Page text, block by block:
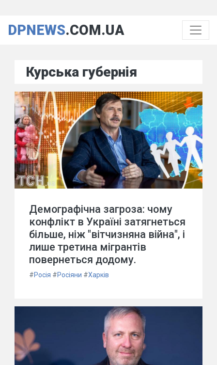
DPNEWS.COM.UA
Курська губернія
Демографічна загроза: чому
конфлікт в Україні затягнеться
більше, ніж "вітчизняна війна", і
лише третина мігрантів
повернеться додому.
#Росія #Росіяни #Харків